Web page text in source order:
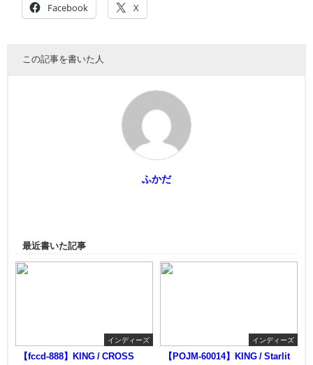
Facebook X
この記事を書いた人
ふかだ
最近書いた記事
インディーズ
【fccd-888】KING / CROSS
インディーズ
【POJM-60014】KING / Starlit